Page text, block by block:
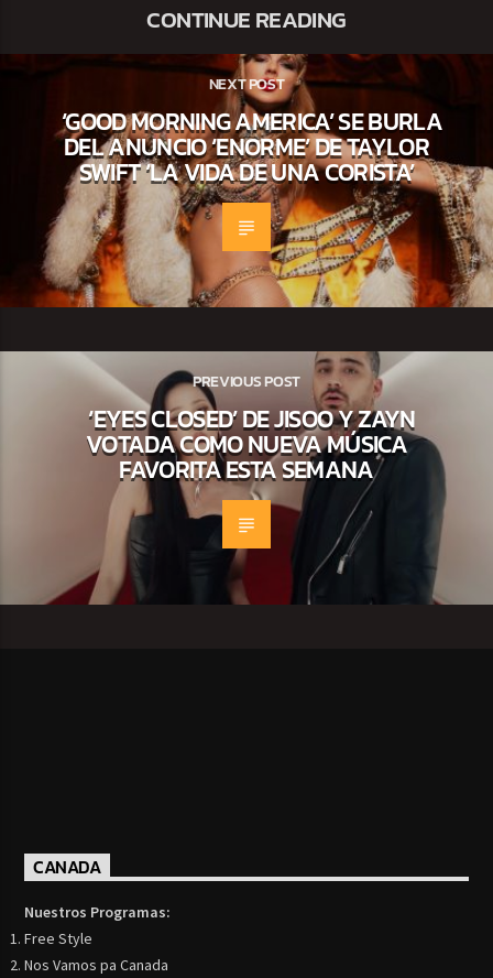
CONTINUE READING
NEXT POST
‘GOOD MORNING AMERICA’ SE BURLA
DEL ANUNCIO ‘ENORME’ DE TAYLOR
SWIFT ‘LA VIDA DE UNA CORISTA’
PREVIOUS POST
‘EYES CLOSED’ DE JISOO Y ZAYN
VOTADA COMO NUEVA MÚSICA
FAVORITA ESTA SEMANA
CANADA
Nuestros Programas:
Free Style
Nos Vamos pa Canada